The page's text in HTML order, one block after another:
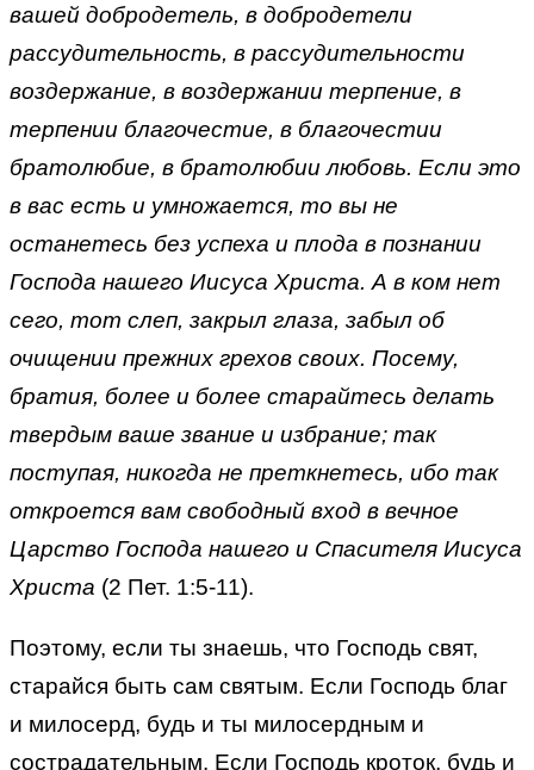
вашей добродетель, в добродетели
рассудительность, в рассудительности
воздержание, в воздержании терпение, в
терпении благочестие, в благочестии
братолюбие, в братолюбии любовь. Если это
в вас есть и умножается, то вы не
останетесь без успеха и плода в познании
Господа нашего Иисуса Христа. А в ком нет
сего, тот слеп, закрыл глаза, забыл об
очищении прежних грехов своих. Посему,
братия, более и более старайтесь делать
твердым ваше звание и избрание; так
поступая, никогда не преткнетесь, ибо так
откроется вам свободный вход в вечное
Царство Господа нашего и Спасителя Иисуса
Христа (2 Пет. 1:5-11).
Поэтому, если ты знаешь, что Господь свят,
старайся быть сам святым. Если Господь благ
и милосерд, будь и ты милосердным и
сострадательным. Если Господь кроток, будь и